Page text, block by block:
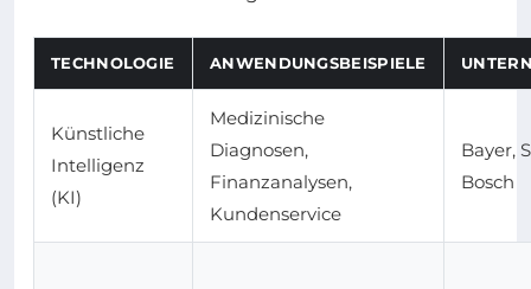
TECHNOLOGIE ANWENDUNGSBEISPIELE
Künstliche
Intelligenz
(KI)
Medizinische
Diagnosen,
Finanzanalysen,
Kundenservice
Bayer,
Bosch